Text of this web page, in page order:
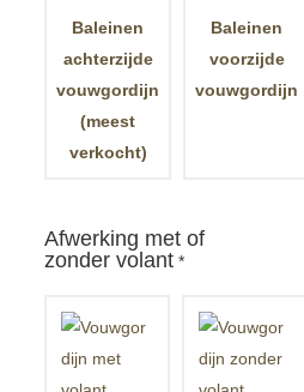
Baleinen
achterzijde
vouwgordijn
(meest
verkocht)
Baleinen
voorzijde
vouwgordijn
Afwerking met of
zonder volant *